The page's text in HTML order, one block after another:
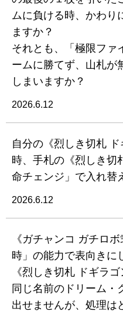
ムに負ける時、かわり
ますか？
それとも、「極限ファ
ームに勝てず、山札が
しまいますか？
2026.6.12
自分の《烈しき切札
時、手札の《烈しき切
命チェンジ」で入れ替
2026.6.12
《ガチャンコ ガチロ
時」の能力で表向きに
《烈しき切札 ドギラゴ
同じ名前のドリーム・
出せませんが、処理は